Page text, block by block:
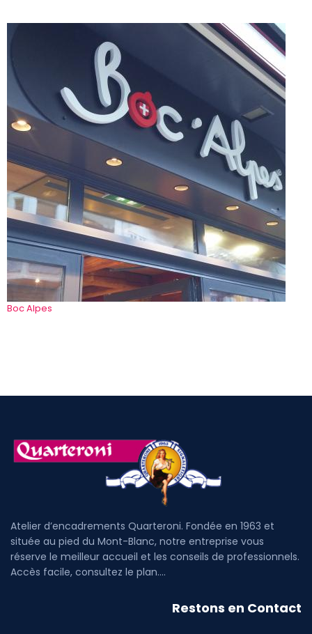
Boc Alpes
Atelier d’encadrements Quarteroni. Fondée en 1963 et
située au pied du Mont-Blanc, notre entreprise vous
réserve le meilleur accueil et les conseils de professionnels.
Accès facile, consultez le plan....
Restons en Contact